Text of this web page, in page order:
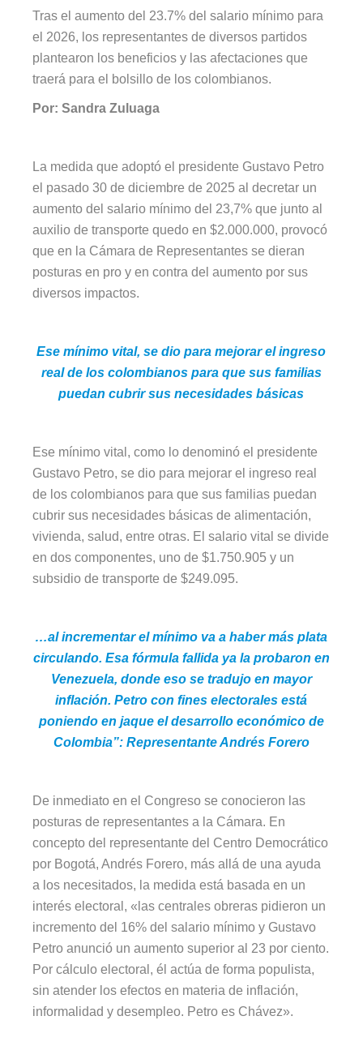
Tras el aumento del 23.7% del salario mínimo para
el 2026, los representantes de diversos partidos
plantearon los beneficios y las afectaciones que
traerá para el bolsillo de los colombianos.
Por: Sandra Zuluaga
La medida que adoptó el presidente Gustavo Petro
el pasado 30 de diciembre de 2025 al decretar un
aumento del salario mínimo del 23,7% que junto al
auxilio de transporte quedo en $2.000.000, provocó
que en la Cámara de Representantes se dieran
posturas en pro y en contra del aumento por sus
diversos impactos.
Ese mínimo vital, se dio para mejorar el ingreso
real de los colombianos para que sus familias
puedan cubrir sus necesidades básicas
Ese mínimo vital, como lo denominó el presidente
Gustavo Petro, se dio para mejorar el ingreso real
de los colombianos para que sus familias puedan
cubrir sus necesidades básicas de alimentación,
vivienda, salud, entre otras. El salario vital se divide
en dos componentes, uno de $1.750.905 y un
subsidio de transporte de $249.095.
…al incrementar el mínimo va a haber más plata
circulando. Esa fórmula fallida ya la probaron en
Venezuela, donde eso se tradujo en mayor
inflación. Petro con fines electorales está
poniendo en jaque el desarrollo económico de
Colombia”: Representante Andrés Forero
De inmediato en el Congreso se conocieron las
posturas de representantes a la Cámara. En
concepto del representante del Centro Democrático
por Bogotá, Andrés Forero, más allá de una ayuda
a los necesitados, la medida está basada en un
interés electoral, «las centrales obreras pidieron un
incremento del 16% del salario mínimo y Gustavo
Petro anunció un aumento superior al 23 por ciento.
Por cálculo electoral, él actúa de forma populista,
sin atender los efectos en materia de inflación,
informalidad y desempleo. Petro es Chávez».